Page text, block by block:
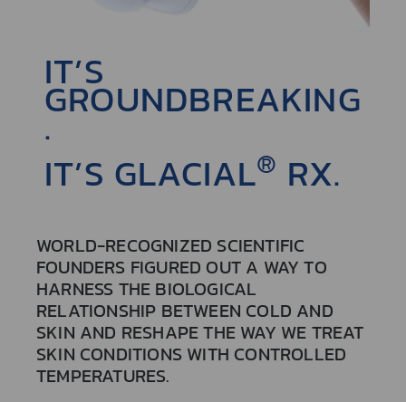
IT’S
GROUNDBREAKING
.
IT’S GLACIAL® RX.
WORLD-RECOGNIZED SCIENTIFIC
FOUNDERS FIGURED OUT A WAY TO
HARNESS THE BIOLOGICAL
RELATIONSHIP BETWEEN COLD AND
SKIN AND RESHAPE THE WAY WE TREAT
SKIN CONDITIONS WITH CONTROLLED
TEMPERATURES.